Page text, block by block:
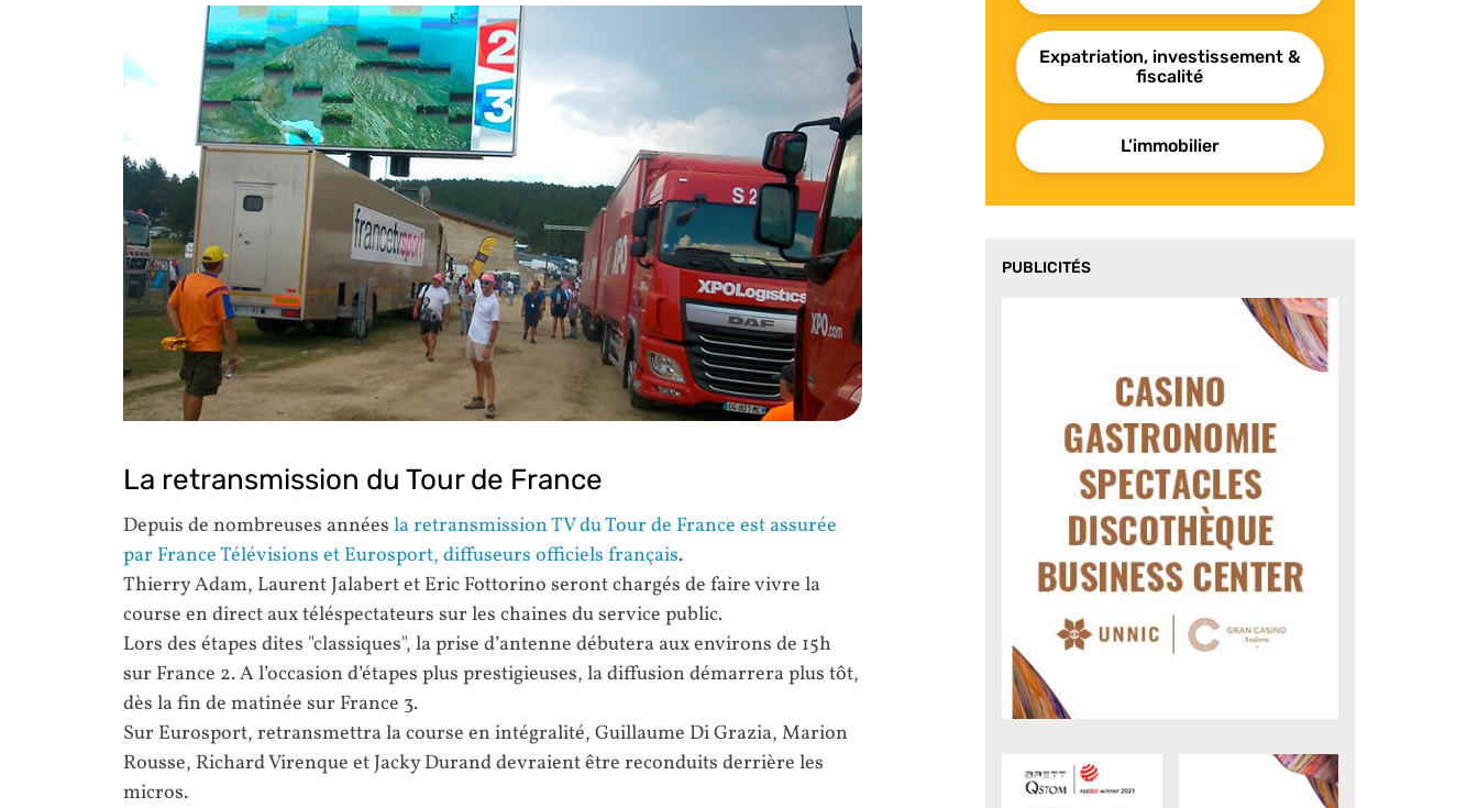
La retransmission du Tour de France
Depuis de nombreuses années la retransmission TV du Tour de France est assurée
par France Télévisions et Eurosport, diffuseurs officiels français.
Thierry Adam, Laurent Jalabert et Eric Fottorino seront chargés de faire vivre la
course en direct aux téléspectateurs sur les chaines du service public.
Lors des étapes dites "classiques", la prise d’antenne débutera aux environs de 15h
sur France 2. A l’occasion d’étapes plus prestigieuses, la diffusion démarrera plus tôt,
dès la fin de matinée sur France 3.
Sur Eurosport, retransmettra la course en intégralité, Guillaume Di Grazia, Marion
Rousse, Richard Virenque et Jacky Durand devraient être reconduits derrière les
micros.
Expatriation, investissement &
fiscalité
L’immobilier
PUBLICITÉS